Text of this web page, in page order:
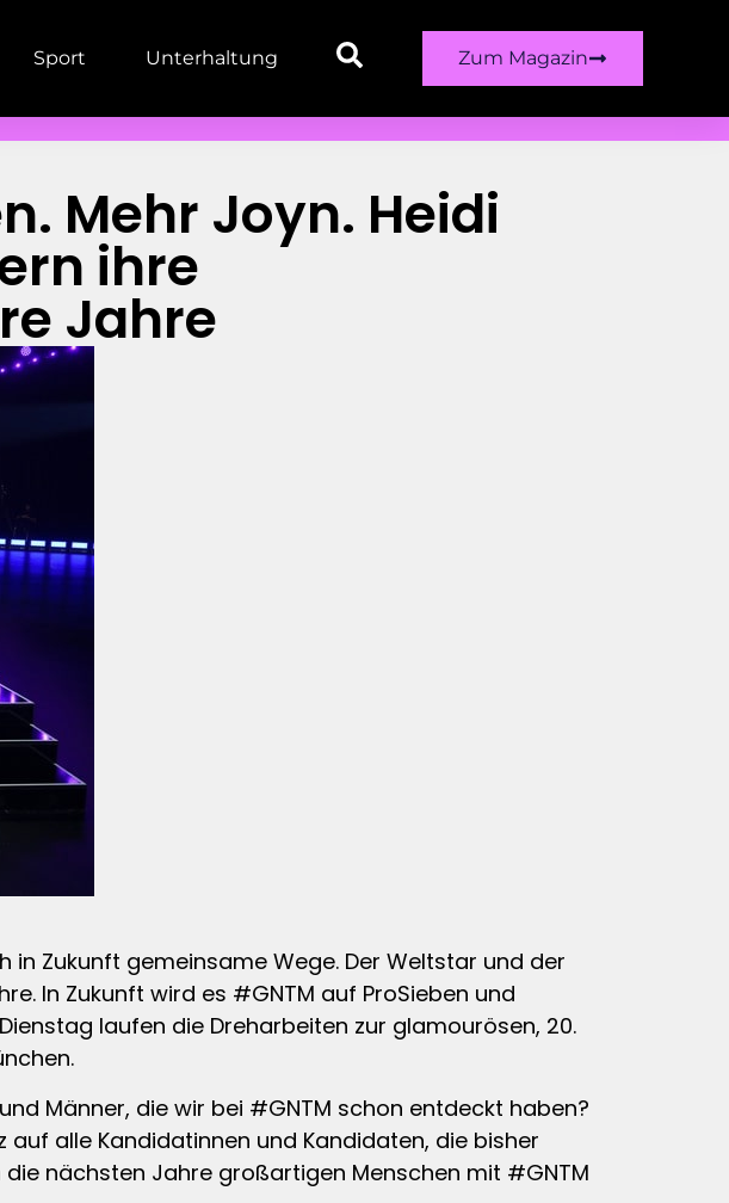
Sport Unterhaltung Zum Magazin
Mehr Joyn. Heidi
ihre
Jahre
in Zukunft gemeinsame Wege. Der Weltstar und der
In Zukunft wird es #GNTM auf ProSieben und
laufen die Dreharbeiten zur glamourösen, 20.
Männer, die wir bei #GNTM schon entdeckt haben?
alle Kandidatinnen und Kandidaten, die bisher
nächsten Jahre großartigen Menschen mit #GNTM